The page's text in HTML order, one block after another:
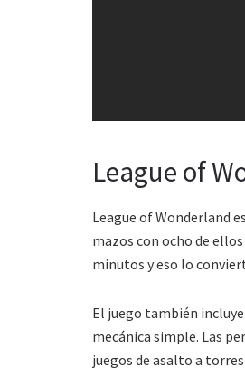
League of
League of Wonderland
mazos con ocho de
minutos y eso lo
El juego también
mecánica simple. Las
juegos de asalto a